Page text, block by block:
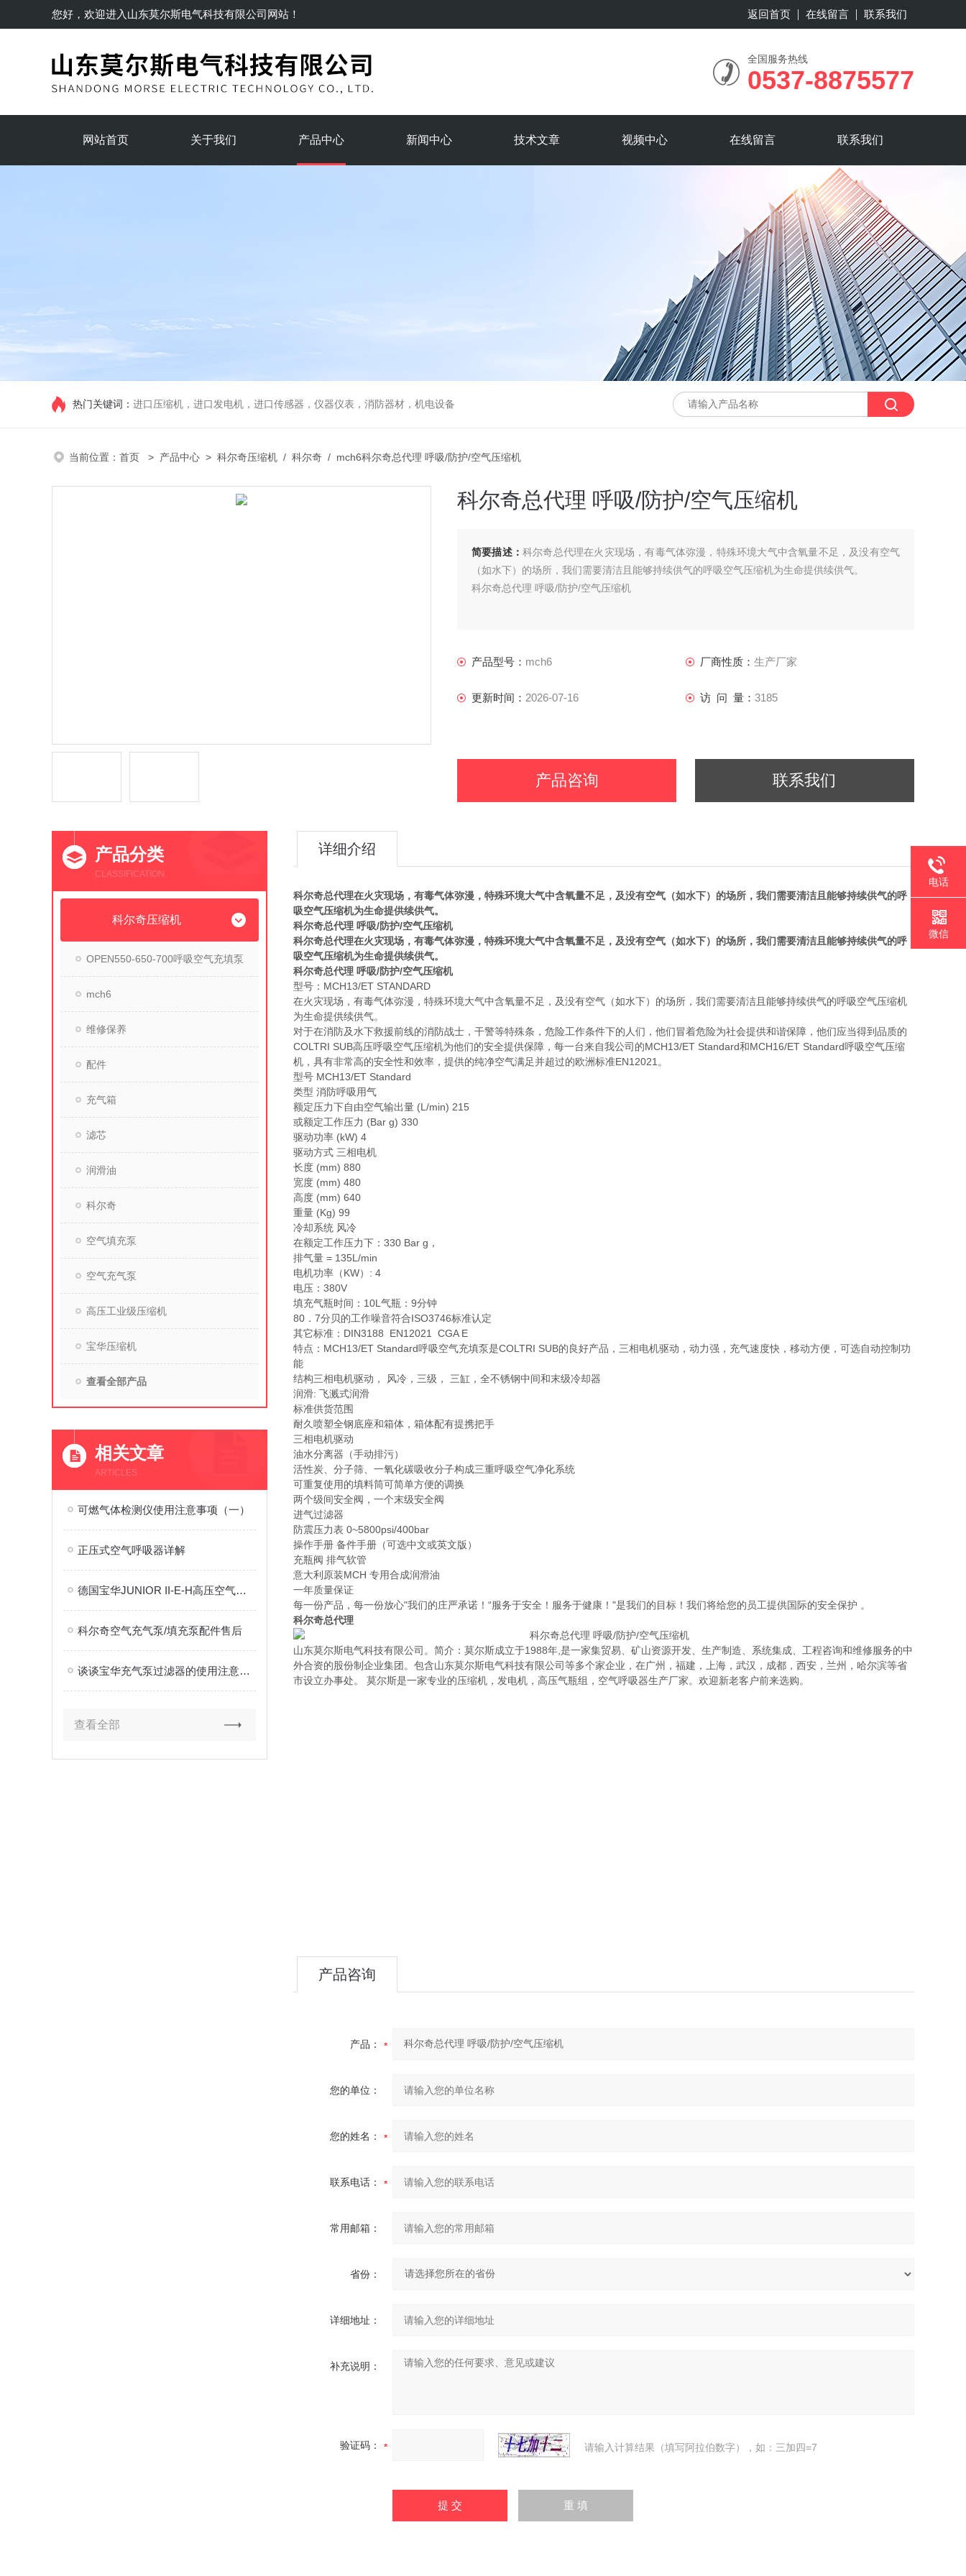
您好，欢迎进入 山东莫尔斯电气科技有限公司网站！ 返回首页 在线留言 联系我们
全国服务热线
0537-8875577
网站首页 关于我们 产品中心 新闻中心 技术文章 视频中心 在线留言 联系我们
热门关键词： 进口压缩机，进口发电机，进口传感器，仪器仪表，消防器材，机电设备
当前位置： 首页 > 产品中心 > 科尔奇压缩机 / 科尔奇 / mch6科尔奇总代理 呼吸/防护/空气压缩机
科尔奇总代理 呼吸/防护/空气压缩机
简要描述： 科尔奇总代理在火灾现场，有毒气体弥漫，特殊环境大气中含氧量不足，及没有空气
（如水下）的场所，我们需要清洁且能够持续供气的呼吸空气压缩机为生命提供续供气。
科尔奇总代理 呼吸/防护/空气压缩机
产品型号： mch6 厂商性质： 生产厂家
更新时间： 2026-07-16 访 问 量： 3185
产品咨询 联系我们
产品分类
CLASSIFICATION
科尔奇压缩机
OPEN550-650-700呼吸空气充填泵
mch6
维修保养
配件
充气箱
滤芯
润滑油
科尔奇
空气填充泵
空气充气泵
高压工业级压缩机
宝华压缩机
查看全部产品
相关文章
ARTICLES
可燃气体检测仪使用注意事项（一）
正压式空气呼吸器详解
德国宝华JUNIOR II-E-H高压空气充气泵维护
科尔奇空气充气泵/填充泵配件售后
谈谈宝华充气泵过滤器的使用注意事项
查看全部
详细介绍
科尔奇总代理在火灾现场，有毒气体弥漫，特殊环境大气中含氧量不足，及没有空气（如水下）的场所，我们需要清洁且能够持续供气的呼
吸空气压缩机为生命提供续供气。
科尔奇总代理 呼吸/防护/空气压缩机
科尔奇总代理在火灾现场，有毒气体弥漫，特殊环境大气中含氧量不足，及没有空气（如水下）的场所，我们需要清洁且能够持续供气的呼
吸空气压缩机为生命提供续供气。
科尔奇总代理 呼吸/防护/空气压缩机
型号：MCH13/ET STANDARD
在火灾现场，有毒气体弥漫，特殊环境大气中含氧量不足，及没有空气（如水下）的场所，我们需要清洁且能够持续供气的呼吸空气压缩机
为生命提供续供气。
对于在消防及水下救援前线的消防战士，干警等特殊条，危险工作条件下的人们，他们冒着危险为社会提供和谐保障，他们应当得到品质的
COLTRI SUB高压呼吸空气压缩机为他们的安全提供保障，每一台来自我公司的MCH13/ET Standard和MCH16/ET Standard呼吸空气压缩
机，具有非常高的安全性和效率，提供的纯净空气满足并超过的欧洲标准EN12021。
型号 MCH13/ET Standard
类型 消防呼吸用气
额定压力下自由空气输出量 (L/min) 215
或额定工作压力 (Bar g) 330
驱动功率 (kW) 4
驱动方式 三相电机
长度 (mm) 880
宽度 (mm) 480
高度 (mm) 640
重量 (Kg) 99
冷却系统 风冷
在额定工作压力下：330 Bar g，
排气量 = 135L/min
电机功率（KW）: 4
电压：380V
填充气瓶时间：10L气瓶：9分钟
80．7分贝的工作噪音符合ISO3746标准认定
其它标准：DIN3188 EN12021 CGA E
特点：MCH13/ET Standard呼吸空气充填泵是COLTRI SUB的良好产品，三相电机驱动，动力强，充气速度快，移动方便，可选自动控制功
能
结构三相电机驱动， 风冷，三级， 三缸，全不锈钢中间和末级冷却器
润滑: 飞溅式润滑
标准供货范围
耐久喷塑全钢底座和箱体，箱体配有提携把手
三相电机驱动
油水分离器（手动排污）
活性炭、分子筛、一氧化碳吸收分子构成三重呼吸空气净化系统
可重复使用的填料筒可简单方便的调换
两个级间安全阀，一个末级安全阀
进气过滤器
防震压力表 0~5800psi/400bar
操作手册 备件手册（可选中文或英文版）
充瓶阀 排气软管
意大利原装MCH 专用合成润滑油
一年质量保证
每一份产品，每一份放心"我们的庄严承诺！“服务于安全！服务于健康！"是我们的目标！我们将给您的员工提供国际的安全保护 。
科尔奇总代理
山东莫尔斯电气科技有限公司。简介：莫尔斯成立于1988年,是一家集贸易、矿山资源开发、生产制造、系统集成、工程咨询和维修服务的中
外合资的股份制企业集团。包含山东莫尔斯电气科技有限公司等多个家企业，在广州，福建，上海，武汉，成都，西安，兰州，哈尔滨等省
市设立办事处。 莫尔斯是一家专业的压缩机，发电机，高压气瓶组，空气呼吸器生产厂家。欢迎新老客户前来选购。
产品咨询
产品：
您的单位：
您的姓名：
联系电话：
常用邮箱：
省份：
详细地址：
补充说明：
验证码： 请输入计算结果（填写阿拉伯数字），如：三加四=7
电话
微信